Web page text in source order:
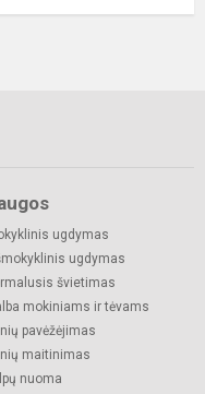
ugdymas
ugdymas
švietimas
mokiniams ir tėvams
pavėžėjimas
maitinimas
nuoma